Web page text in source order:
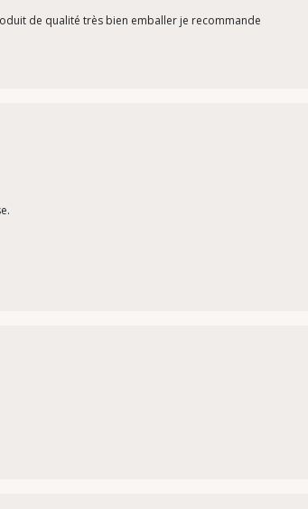
de qualité très bien emballer je recommande